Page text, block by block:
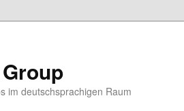
im deutschsprachigen Raum